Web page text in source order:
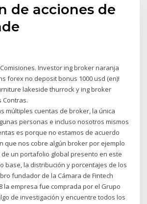
de acciones de
Investor ing broker naranja
forex no deposit bonus 1000 usd (en)!
lakeside thurrock y ing broker
Contras.
múltiples cuentas de broker, la única
personas e incluso nosotros mismos
es porque no estamos de acuerdo
que nos cobre algún broker por ejemplo
un portafolio global presento en este
base, la distribución y porcentajes de los
fundador de la Cámara de Fintech
la empresa fue comprada por el Grupo
de investigación y encuentre todos los